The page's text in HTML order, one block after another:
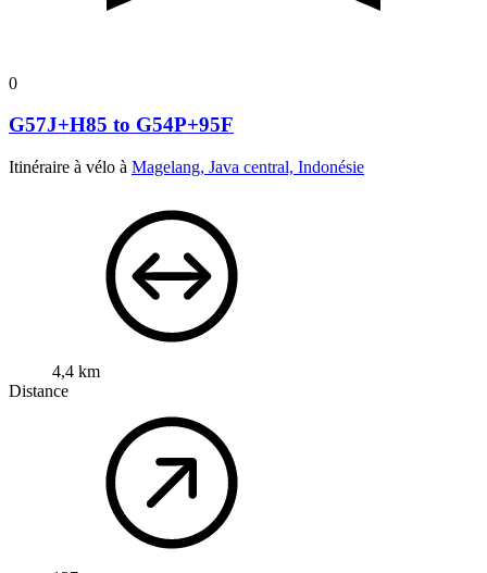
0
G57J+H85 to G54P+95F
Itinéraire à vélo à Magelang, Java central, Indonésie
4,4 km
Distance